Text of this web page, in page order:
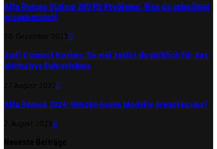
Alfa Romeo Stelvio 280 PS Probleme: Was du unbedingt
wissen musst!
0
Audi Connect Kosten: So viel zahlst du wirklich für das
ultimative Fahrerlebnis
0
Alfa Romeo 2024: Welche neuen Modelle erwarten uns?
0